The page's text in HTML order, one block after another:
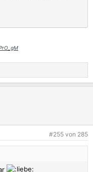
mit seiner Kollegin Jen,
#255 von 285